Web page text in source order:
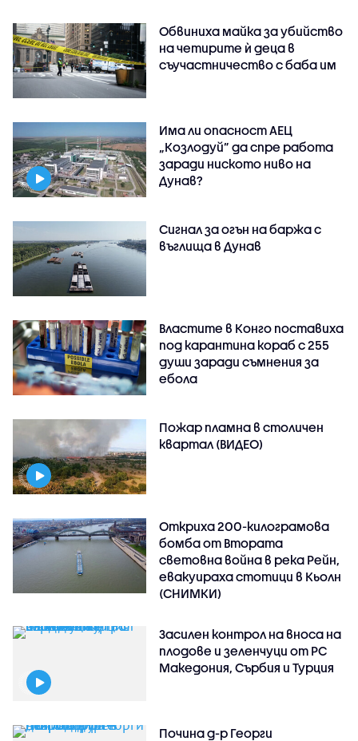
Обвиниха майка за убийство
на четирите ѝ деца в
съучастничество с баба им
Има ли опасност АЕЦ
„Козлодуй” да спре работа
заради ниското ниво на
Дунав?
Сигнал за огън на баржа с
въглища в Дунав
Властите в Конго поставиха
под карантина кораб с 255
души заради съмнения за
ебола
Пожар пламна в столичен
квартал (ВИДЕО)
Откриха 200-килограмова
бомба от Втората
световна война в река Рейн,
евакуираха стотици в Кьолн
(СНИМКИ)
Засилен контрол на вноса на
плодове и зеленчуци от РС
Македония, Сърбия и Турция
Почина д-р Георги